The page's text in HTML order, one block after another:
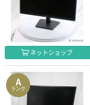
ネットショップ
A
ランク